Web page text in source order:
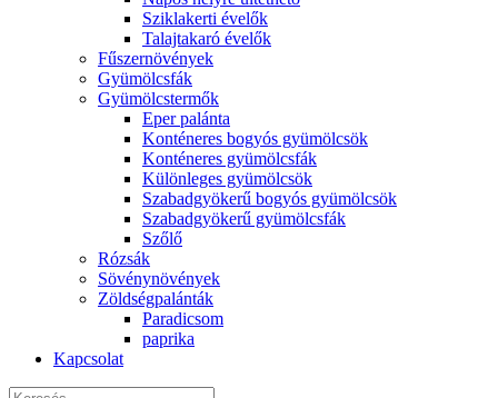
Sziklakerti évelők
Talajtakaró évelők
Fűszernövények
Gyümölcsfák
Gyümölcstermők
Eper palánta
Konténeres bogyós gyümölcsök
Konténeres gyümölcsfák
Különleges gyümölcsök
Szabadgyökerű bogyós gyümölcsök
Szabadgyökerű gyümölcsfák
Szőlő
Rózsák
Sövénynövények
Zöldségpalánták
Paradicsom
paprika
Kapcsolat